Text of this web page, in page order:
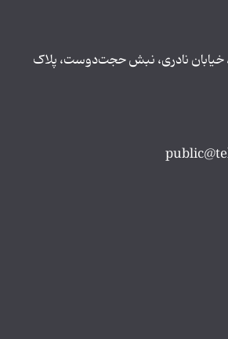
خیابان نادری، نبش حجت‌دوست، پلاک